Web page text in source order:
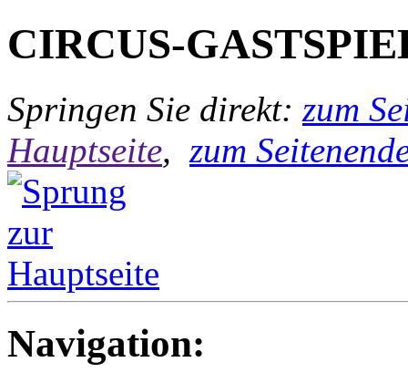
CIRCUS-
Springen Sie direkt: zum
Hauptseite, zum
Navigation: